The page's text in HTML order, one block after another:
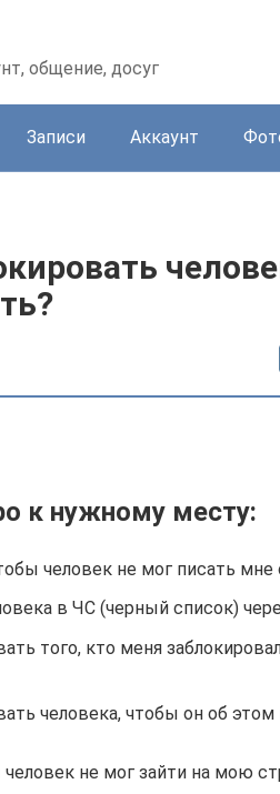
общение, досуг
Записи Аккаунт
к нужному месту:
человек не мог писать
в ЧС (черный список)
того, кто меня
человека, чтобы он об этом
не мог зайти на мою